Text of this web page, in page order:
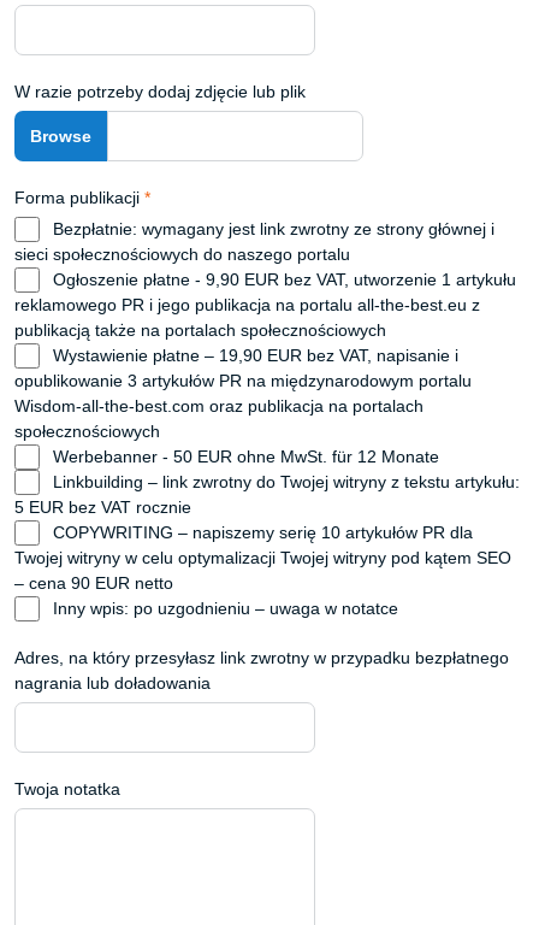
W razie potrzeby dodaj zdjęcie lub plik
Forma publikacji *
sieci społecznościowych do naszego portalu
reklamowego PR i jego publikacja na portalu all-the-best.eu z
publikacją także na portalach społecznościowych
opublikowanie 3 artykułów PR na międzynarodowym portalu
Wisdom-all-the-best.com oraz publikacja na portalach
społecznościowych
Werbebanner - 50 EUR ohne MwSt. für 12 Monate
5 EUR bez VAT rocznie
Twojej witryny w celu optymalizacji Twojej witryny pod kątem SEO
– cena 90 EUR netto
Inny wpis: po uzgodnieniu – uwaga w notatce
Adres, na który przesyłasz link zwrotny w przypadku bezpłatnego
nagrania lub doładowania
Twoja notatka